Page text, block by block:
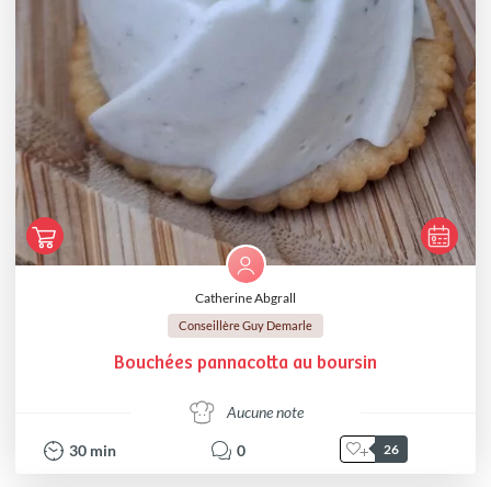
Catherine Abgrall
Conseillère Guy Demarle
Bouchées pannacotta au boursin
Aucune note
30 min 0 26